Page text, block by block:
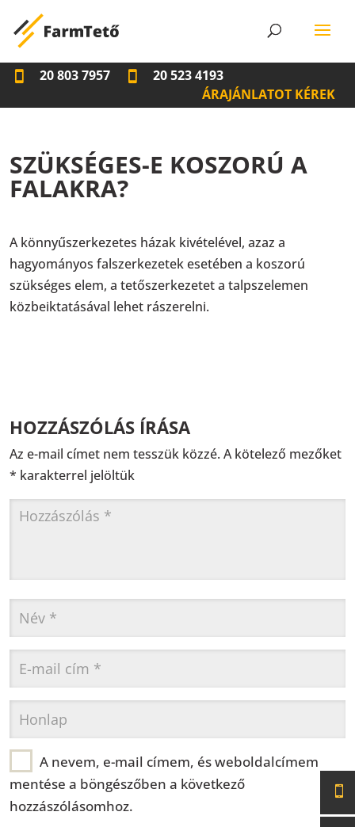
20 803 7957
20 523 4193
ÁRAJÁNLATOT KÉREK
SZÜKSÉGES-E KOSZORÚ A
FALAKRA?
A könnyűszerkezetes házak kivételével, azaz a
hagyományos falszerkezetek esetében a koszorú
szükséges elem, a tetőszerkezetet a talpszelemen
közbeiktatásával lehet rászerelni.
HOZZÁSZÓLÁS ÍRÁSA
Az e-mail címet nem tesszük közzé. A kötelező mezőket
* karakterrel jelöltük
A nevem, e-mail címem, és weboldalcímem
mentése a böngészőben a következő
hozzászólásomhoz.